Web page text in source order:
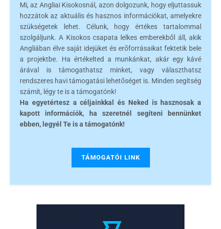
Mi, az Angliai Kisokosnál, azon dolgozunk, hogy eljuttassuk
hozzátok az aktuális és hasznos információkat, amelyekre
szükségetek lehet. Célunk, hogy értékes tartalommal
szolgáljunk. A Kisokos csapata lelkes emberekből áll, akik
Angliában élve saját idejüket és erőforrásaikat fektetik bele
a projektbe. Ha értékelted a munkánkat, akár egy kávé
árával is támogathatsz minket, vagy választhatsz
rendszeres havi támogatási lehetőséget is. Minden segítség
számít, légy te is a támogatónk!
Ha egyetértesz a céljainkkal és Neked is hasznosak a
kapott információk, ha szeretnél segíteni bennünket
ebben, legyél Te is a támogatónk!
TÁMOGATÓI LINK